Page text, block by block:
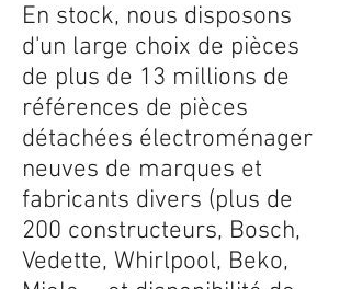
En stock, nous disposons
d'un large choix de pièces
de plus de 13 millions de
références de pièces
détachées électroménager
neuves de marques et
fabricants divers (plus de
200 constructeurs, Bosch,
Vedette, Whirlpool, Beko,